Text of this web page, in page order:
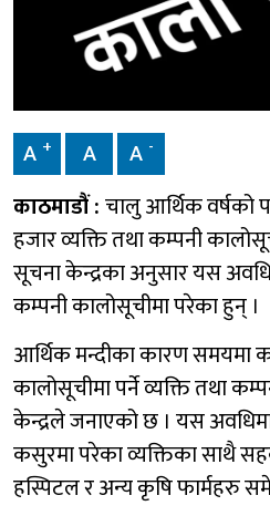
A + A A -
काठमाडौं :चालु आर्थिक वर्षको
हजार व्यक्ति तथा कम्पनी
सूचना केन्द्रका अनुसार यस
कम्पनी कालोसूचीमा परेका हुन् ।
आर्थिक मन्दीका कारण समयमा
कालोसूचीमा पर्ने व्यक्ति तथा
केन्द्रले जनाएको छ । यस
कसुरमा परेका व्यक्तिका साथै
हस्पिटल र अन्य कृषि फार्महरु